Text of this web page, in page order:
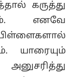
கருத்து
எனவே
யாரையும்